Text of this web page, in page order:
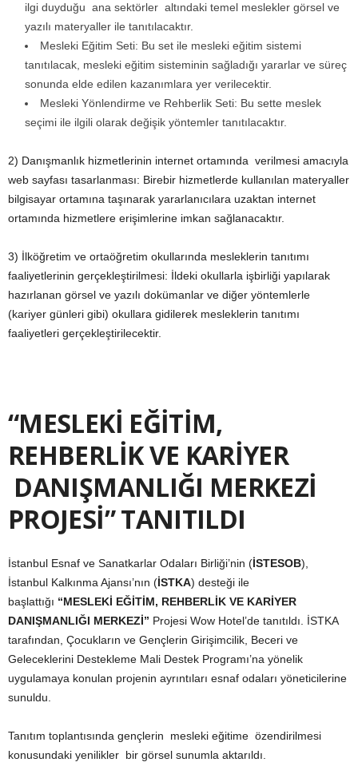
ilgi duyduğu ana sektörler altındaki temel meslekler görsel ve
yazılı materyaller ile tanıtılacaktır.
Mesleki Eğitim Seti: Bu set ile mesleki eğitim sistemi
tanıtılacak, mesleki eğitim sisteminin sağladığı yararlar ve süreç
sonunda elde edilen kazanımlara yer verilecektir.
Mesleki Yönlendirme ve Rehberlik Seti: Bu sette meslek
seçimi ile ilgili olarak değişik yöntemler tanıtılacaktır.
2) Danışmanlık hizmetlerinin internet ortamında verilmesi amacıyla
web sayfası tasarlanması: Birebir hizmetlerde kullanılan materyaller
bilgisayar ortamına taşınarak yararlanıcılara uzaktan internet
ortamında hizmetlere erişimlerine imkan sağlanacaktır.
3) İlköğretim ve ortaöğretim okullarında mesleklerin tanıtımı
faaliyetlerinin gerçekleştirilmesi: İldeki okullarla işbirliği yapılarak
hazırlanan görsel ve yazılı dokümanlar ve diğer yöntemlerle
(kariyer günleri gibi) okullara gidilerek mesleklerin tanıtımı
faaliyetleri gerçekleştirilecektir.
“MESLEKİ EĞİTİM,
REHBERLİK VE KARİYER
DANIŞMANLIĞI MERKEZİ
PROJESİ” TANITILDI
İstanbul Esnaf ve Sanatkarlar Odaları Birliği’nin (İSTESOB),
İstanbul Kalkınma Ajansı’nın (İSTKA) desteği ile
başlattığı “MESLEKİ EĞİTİM, REHBERLİK VE KARİYER
DANIŞMANLIĞI MERKEZİ” Projesi Wow Hotel’de tanıtıldı. İSTKA
tarafından, Çocukların ve Gençlerin Girişimcilik, Beceri ve
Geleceklerini Destekleme Mali Destek Programı’na yönelik
uygulamaya konulan projenin ayrıntıları esnaf odaları yöneticilerine
sunuldu.
Tanıtım toplantısında gençlerin mesleki eğitime özendirilmesi
konusundaki yenilikler bir görsel sunumla aktarıldı.